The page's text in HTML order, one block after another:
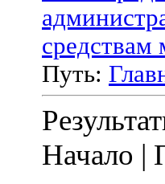
Путь:
Начало |